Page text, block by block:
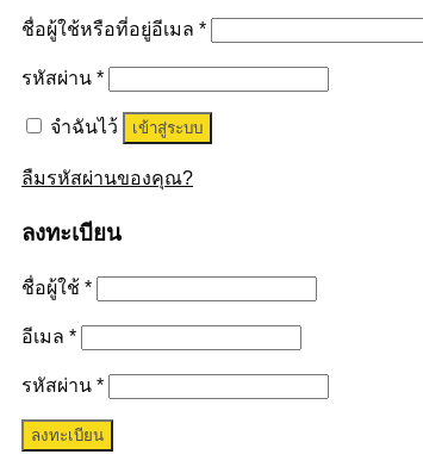
ชื่อผู้ใช้หรือที่อยู่อีเมล *
รหัสผ่าน *
จำฉันไว้ เข้าสู่ระบบ
ลืมรหัสผ่านของคุณ?
ลงทะเบียน
ชื่อผู้ใช้ *
อีเมล *
รหัสผ่าน *
ลงทะเบียน